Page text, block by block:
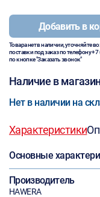
Добавить в
Товара нет в наличии, уточняйте
поставки под заказ по телефону+7
по кнопке "Заказать звонок"
Наличие в
Нет в наличии на
Характеристики
Основные
Производитель
HAWERA